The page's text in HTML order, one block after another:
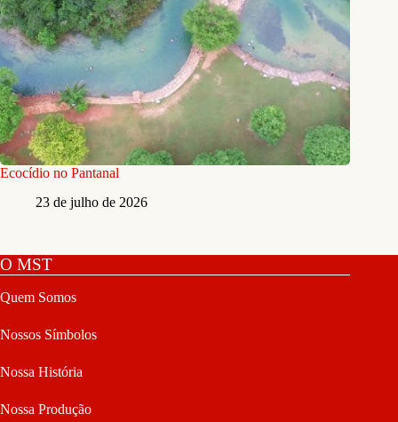
Ecocídio no Pantanal
23 de julho de 2026
O MST
Quem Somos
Nossos Símbolos
Nossa História
Nossa Produção